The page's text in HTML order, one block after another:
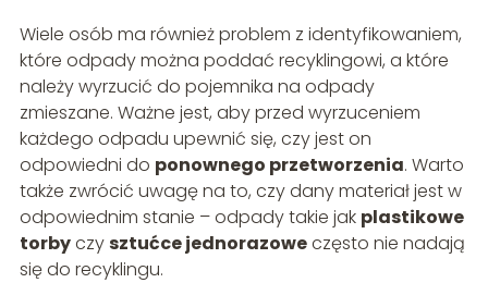
Wiele osób ma również problem z identyfikowaniem,
które odpady można poddać recyklingowi, a które
należy wyrzucić do pojemnika na odpady
zmieszane. Ważne jest, aby przed wyrzuceniem
każdego odpadu upewnić się, czy jest on
odpowiedni do ponownego przetworzenia. Warto
także zwrócić uwagę na to, czy dany materiał jest w
odpowiednim stanie – odpady takie jak plastikowe
torbyczysztućce jednorazoweczęsto nie nadają
się do recyklingu.